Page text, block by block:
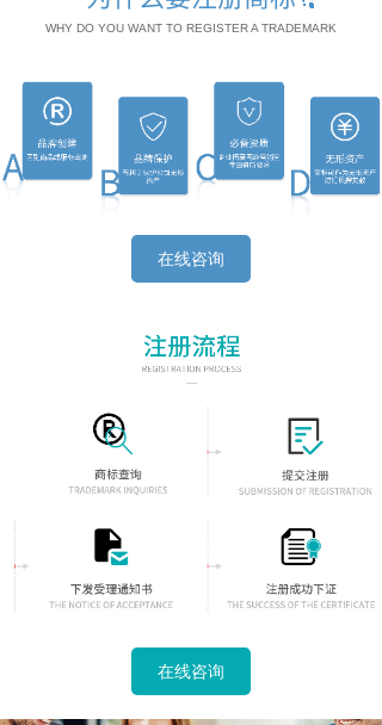
在线咨询
WHY DO YOU WANT TO REGISTER A TRADEMARK
在线咨询